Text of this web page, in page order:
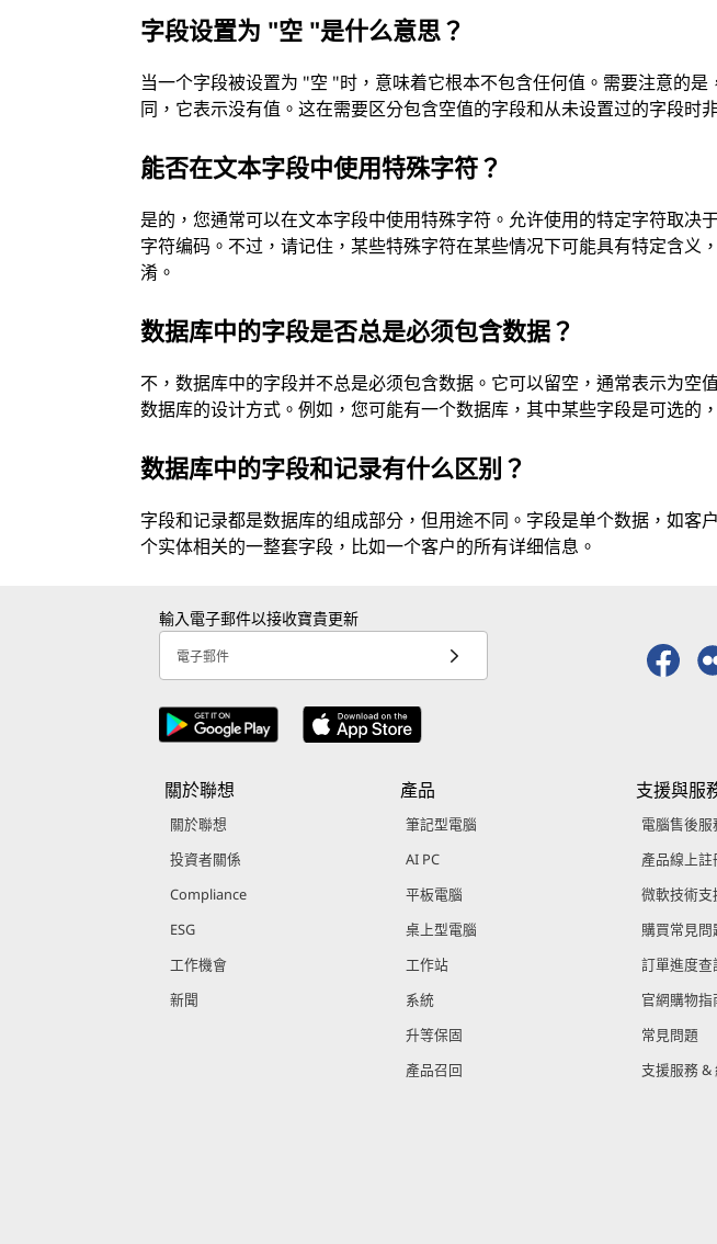
字段设置为 "空 "是什么意思？
当一个字段被设置为 "空 "时，意味着它根本不包含任何值。需要注意的
同，它表示没有值。这在需要区分包含空值的字段和从未设置过的字段时
能否在文本字段中使用特殊字符？
是的，您通常可以在文本字段中使用特殊字符。允许使用的特定字符取决
字符编码。不过，请记住，某些特殊字符在某些情况下可能具有特定含义
淆。
数据库中的字段是否总是必须包含数据？
不，数据库中的字段并不总是必须包含数据。它可以留空，通常表示为空
数据库的设计方式。例如，您可能有一个数据库，其中某些字段是可选的
数据库中的字段和记录有什么区别？
字段和记录都是数据库的组成部分，但用途不同。字段是单个数据，如客
个实体相关的一整套字段，比如一个客户的所有详细信息。
輸入電子郵件以接收寶貴更新
電子郵件
關於聯想
關於聯想
投資者關係
Compliance
ESG
工作機會
新聞
產品
筆記型電腦
AI PC
平板電腦
桌上型電腦
工作站
系統
升等保固
產品召回
支援與服
電腦售後服
產品線上註
微軟技術支
購買常見問
訂單進度查
官網購物
常見問題
支援服務 &